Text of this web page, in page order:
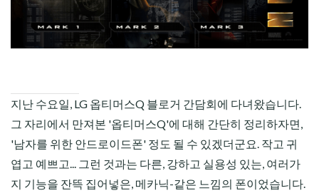
지난 수요일, LG 옵티머스Q 블로거 간담회에 다녀왔습니다.
그 자리에서 만져본 '옵티머스Q'에 대해 간단히 정리하자면,
'남자를 위한 안드로이드폰' 정도 될 수 있겠더군요. 작고 귀
엽고 예쁘고... 그런 것과는 다른, 강하고 실용성 있는, 여러가
지 기능을 잔뜩 집어넣은, 메카닉-같은 느낌의 폰이었습니다.